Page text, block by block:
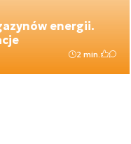
energii.
2 min.